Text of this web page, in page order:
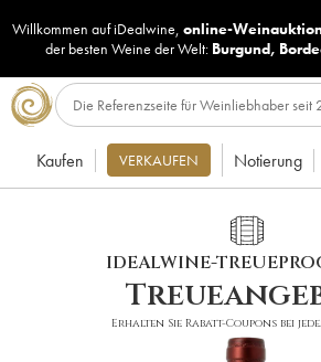
Willkommen auf iDealwine, online-
der besten Weine der Welt: Burgund,
Kaufen VERKAUFEN Notierung
IDEALWINE-
Erhalten Sie Rabatt-Coupons bei